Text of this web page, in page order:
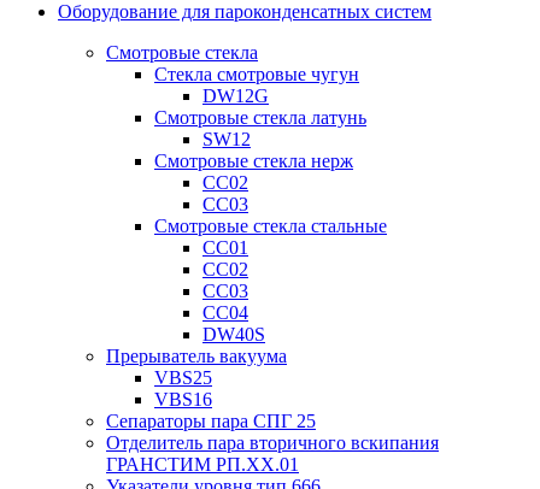
Оборудование для пароконденсатных систем
Смотровые стекла
Стекла смотровые чугун
DW12G
Смотровые стекла латунь
SW12
Смотровые стекла нерж
СС02
СС03
Смотровые стекла стальные
СС01
СС02
СС03
СС04
DW40S
Прерыватель вакуума
VBS25
VBS16
Сепараторы пара СПГ 25
Отделитель пара вторичного вскипания
ГРАНСТИМ РП.XX.01